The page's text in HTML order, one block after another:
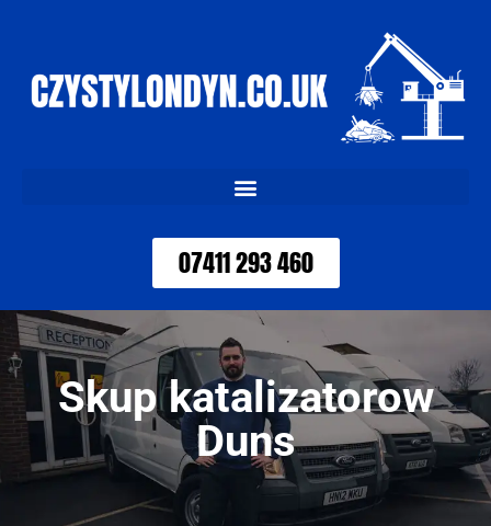
07411 293 460
Skup katalizatorow
Duns